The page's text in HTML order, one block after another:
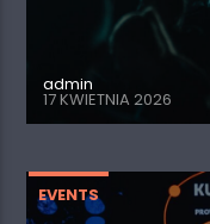
admin
17 KWIETNIA 2026
EVENTS